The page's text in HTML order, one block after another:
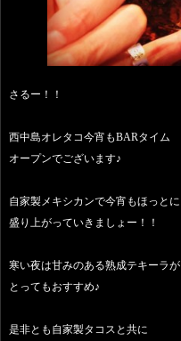
さるー！！
西中島オレタコ今宵もBARタイム
オープンでございます♪
自家製メキシカンで今宵もほっとに
盛り上がっていきましょー！！
寒い夜は甘みのある熟成テキーラが
とってもおすすめ♪
是非とも自家製タコスと共に